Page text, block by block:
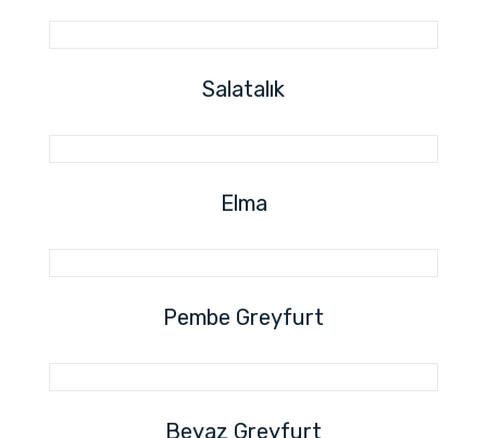
Salatalık
Elma
Pembe Greyfurt
Beyaz Greyfurt